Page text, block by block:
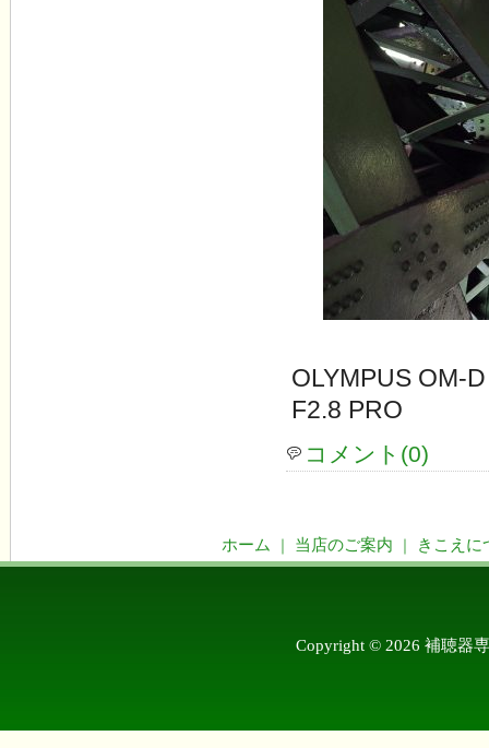
OLYMPUS
F2.8 PRO
コメント(0)
ホーム ｜ 当店のご案内 ｜ きこえに
Copyright © 2026 補聴器